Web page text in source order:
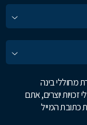
מחוללי בינה
יוצרים, אתם
כתובת המייל